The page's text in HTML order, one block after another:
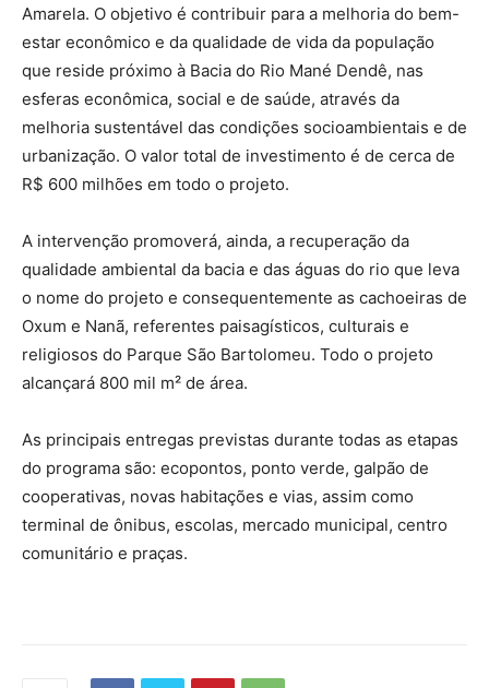
Amarela. O objetivo é contribuir para a melhoria do bem-
estar econômico e da qualidade de vida da população
que reside próximo à Bacia do Rio Mané Dendê, nas
esferas econômica, social e de saúde, através da
melhoria sustentável das condições socioambientais e de
urbanização. O valor total de investimento é de cerca de
R$ 600 milhões em todo o projeto.
A intervenção promoverá, ainda, a recuperação da
qualidade ambiental da bacia e das águas do rio que leva
o nome do projeto e consequentemente as cachoeiras de
Oxum e Nanã, referentes paisagísticos, culturais e
religiosos do Parque São Bartolomeu. Todo o projeto
alcançará 800 mil m² de área.
As principais entregas previstas durante todas as etapas
do programa são: ecopontos, ponto verde, galpão de
cooperativas, novas habitações e vias, assim como
terminal de ônibus, escolas, mercado municipal, centro
comunitário e praças.